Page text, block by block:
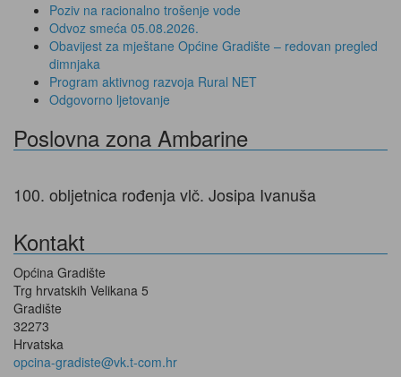
Poziv na racionalno trošenje vode
Odvoz smeća 05.08.2026.
Obavijest za mještane Općine Gradište – redovan pregled
dimnjaka
Program aktivnog razvoja Rural NET
Odgovorno ljetovanje
Poslovna zona Ambarine
100. obljetnica rođenja vlč. Josipa Ivanuša
Kontakt
Općina Gradište
Trg hrvatskih Velikana 5
Gradište
32273
Hrvatska
opcina-gradiste@vk.t-com.hr